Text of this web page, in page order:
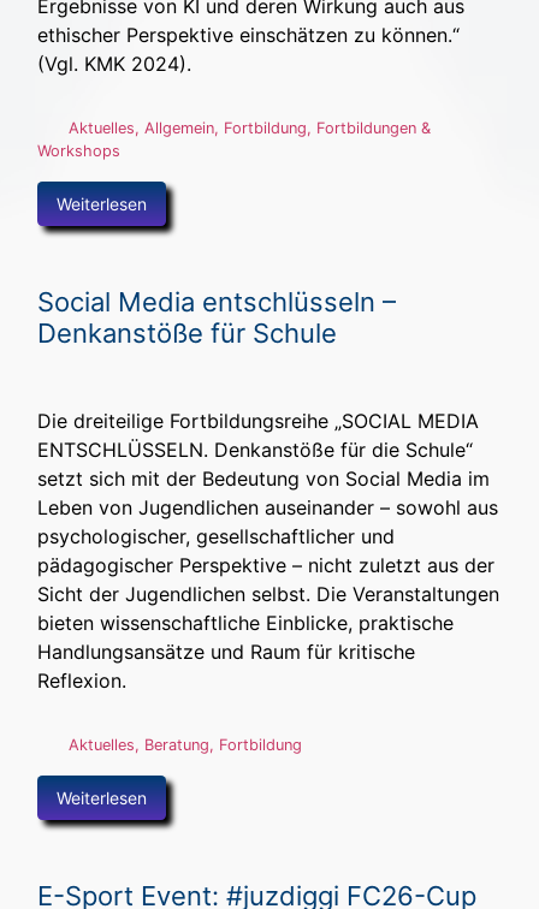
Ergebnisse von KI und deren Wirkung auch aus
ethischer Perspektive einschätzen zu können.“
(Vgl. KMK 2024).
Aktuelles, Allgemein, Fortbildung, Fortbildungen &
Workshops
Weiterlesen
Social Media entschlüsseln –
Denkanstöße für Schule
Die dreiteilige Fortbildungsreihe „SOCIAL MEDIA
ENTSCHLÜSSELN. Denkanstöße für die Schule“
setzt sich mit der Bedeutung von Social Media im
Leben von Jugendlichen auseinander – sowohl aus
psychologischer, gesellschaftlicher und
pädagogischer Perspektive – nicht zuletzt aus der
Sicht der Jugendlichen selbst. Die Veranstaltungen
bieten wissenschaftliche Einblicke, praktische
Handlungsansätze und Raum für kritische
Reflexion.
Aktuelles, Beratung, Fortbildung
Weiterlesen
E-Sport Event: #juzdiggi FC26-Cup